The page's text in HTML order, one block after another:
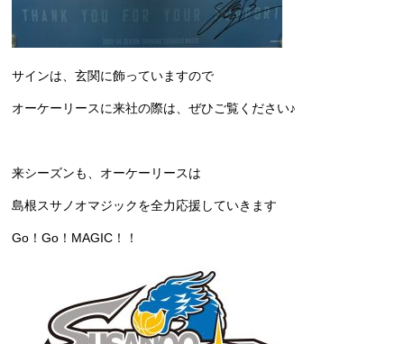
サインは、玄関に飾っていますので
オーケーリースに来社の際は、ぜひご覧ください♪
来シーズンも、オーケーリースは
島根スサノオマジックを全力応援していきます
Go！Go！MAGIC！！